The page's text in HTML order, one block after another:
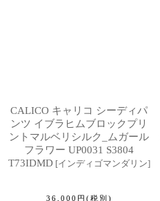
CALICO キャリコ シーディパ
ンツ イブラヒムブロックプリ
ントマルベリシルク_ムガール
フラワー UP0031 S3804
T73IDMD [インディゴマンダリン]
36,000 円 (税別)